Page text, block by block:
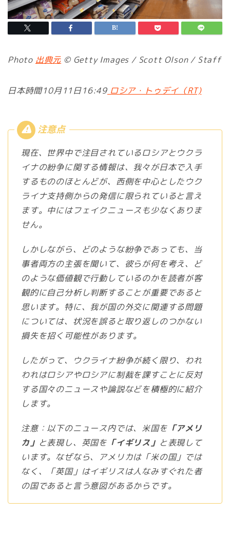
Photo 出典元 © Getty Images / Scott Olson / Staff
日本時間10月11日16:49 ロシア・トゥデイ（RT)
現在、世界中で注目されているロシアとウクラ
イナの紛争に関する情報は、我々が日本で入手
するもののほとんどが、西側を中心としたウク
ライナ支持側からの発信に限られていると言え
ます。中にはフェイクニュースも少なくありま
せん。
しかしながら、どのような紛争であっても、当
事者両方の主張を聞いて、彼らが何を考え、ど
のような価値観で行動しているのかを読者が客
観的に自己分析し判断することが重要であると
思います。特に、我が国の外交に関連する問題
については、状況を誤ると取り返しのつかない
損失を招く可能性があります。
したがって、ウクライナ紛争が続く限り、われ
われはロシアやロシアに制裁を課すことに反対
する国々のニュースや論説などを積極的に紹介
します。
注意：以下のニュース内では、米国を 「アメリ
カ」 と表現し、英国を 「イギリス」 と表現して
います。なぜなら、アメリカは「米の国」では
なく、「英国」はイギリスは人なみすぐれた者
の国であると言う意図があるからです。